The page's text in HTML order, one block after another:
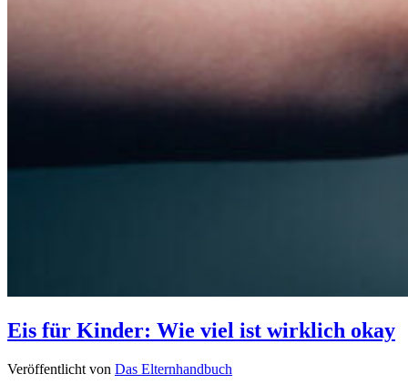
Eis für Kinder: Wie viel ist wirklich okay
Veröffentlicht von Das Elternhandbuch